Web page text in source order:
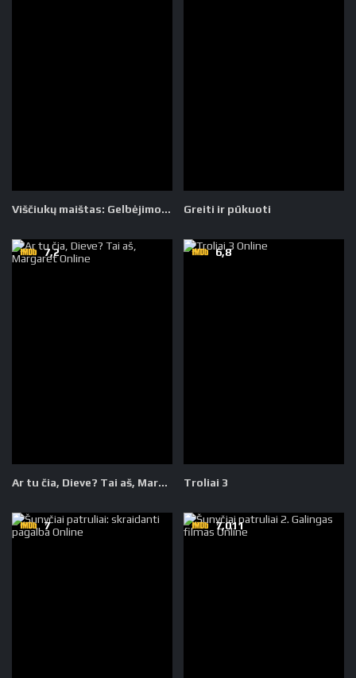
Viščiukų maištas: Gelbėjimo operacija Greiti ir pūkuoti
Ar tu čia, Dieve? Tai aš, Margaret
7,2
Troliai 3
6,8
7 7,011